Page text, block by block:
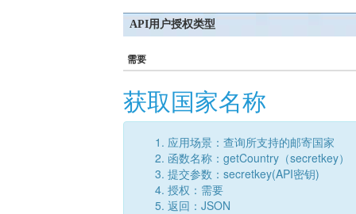
API用户授权类型
需要
获取国家名称
应用场景：查询所支持的邮寄国家
函数名称：getCountry（secretkey）
提交参数：secretkey(API密钥)
授权：需要
返回：JSON